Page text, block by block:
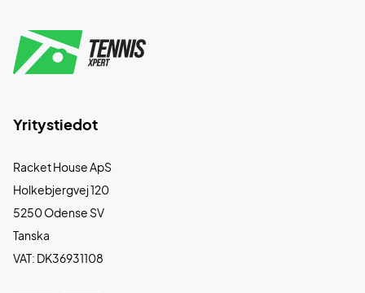
Yritystiedot
Racket House ApS
Holkebjergvej 120
5250 Odense SV
Tanska
VAT: DK36931108